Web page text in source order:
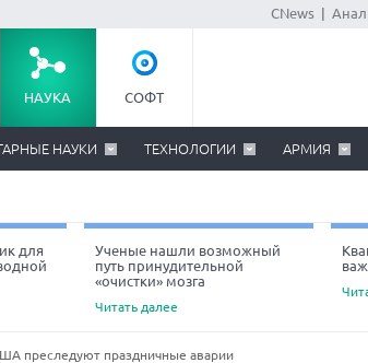
CNews
НАУКА СОФТ
НАУКИ ТЕХНОЛОГИИ АРМИЯ
для
Ученые нашли возможный
путь принудительной
«очистки» мозга
Читать далее
преследуют праздничные аварии